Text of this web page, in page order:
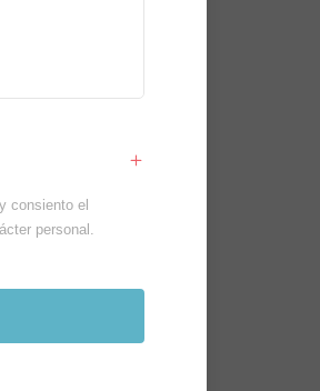
consiento el
personal.